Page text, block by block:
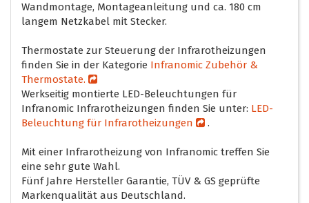
Wandmontage, Montageanleitung und ca. 180 cm
langem Netzkabel mit Stecker.
Thermostate zur Steuerung der Infrarotheizungen
finden Sie in der Kategorie Infranomic Zubehör &
Thermostate.
Werkseitig montierte LED-Beleuchtungen für
Infranomic Infrarotheizungen finden Sie unter: LED-
Beleuchtung für Infrarotheizungen
.
Mit einer Infrarotheizung von Infranomic treffen Sie
eine sehr gute Wahl.
Fünf Jahre Hersteller Garantie, TÜV & GS geprüfte
Markenqualität aus Deutschland.